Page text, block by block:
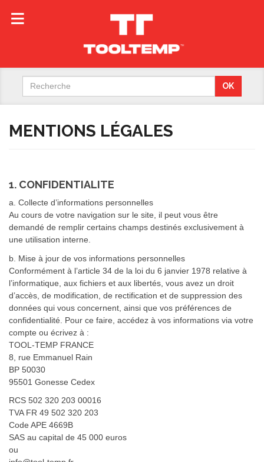
Search
OK
MENTIONS LÉGALES
1. CONFIDENTIALITE
a. Collecte d’informations personnelles
Au cours de votre navigation sur le site, il peut vous être
demandé de remplir certains champs destinés exclusivement à
une utilisation interne.
b. Mise à jour de vos informations personnelles
Conformément à l’article 34 de la loi du 6 janvier 1978 relative à
l’informatique, aux fichiers et aux libertés, vous avez un droit
d’accès, de modification, de rectification et de suppression des
données qui vous concernent, ainsi que vos préférences de
confidentialité. Pour ce faire, accédez à vos informations via votre
compte ou écrivez à :
TOOL-TEMP FRANCE
8, rue Emmanuel Rain
BP 50030
95501 Gonesse Cedex
RCS 502 320 203 00016
TVA FR 49 502 320 203
Code APE 4669B
SAS au capital de 45 000 euros
ou